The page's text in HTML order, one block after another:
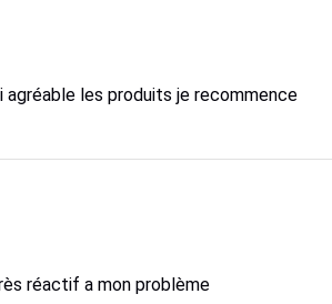
les produits je recommence
réactif a mon problème